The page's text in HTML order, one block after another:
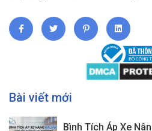
Bài viết mới
Bình Tích Áp Xe